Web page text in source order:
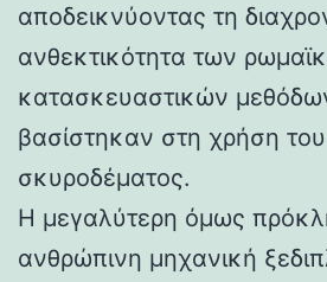
αποδεικνύοντας τη
ανθεκτικότητα των
κατασκευαστικών
βασίστηκαν στη χρήση
σκυροδέματος.
Η μεγαλύτερη όμως
ανθρώπινη μηχανική